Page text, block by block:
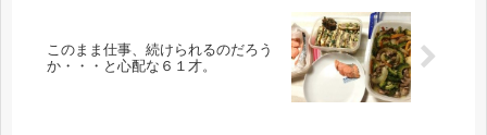
このまま仕事、続けられるのだろう
か・・・と心配な６１才。